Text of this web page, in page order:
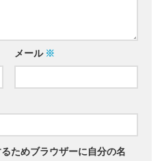
メール ※
ためブラウザーに自分の名